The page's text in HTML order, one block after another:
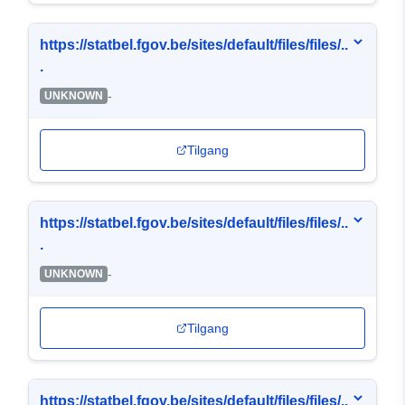
https://statbel.fgov.be/sites/default/files/files/..
.
UNKNOWN -
Tilgang
https://statbel.fgov.be/sites/default/files/files/..
.
UNKNOWN -
Tilgang
https://statbel.fgov.be/sites/default/files/files/..